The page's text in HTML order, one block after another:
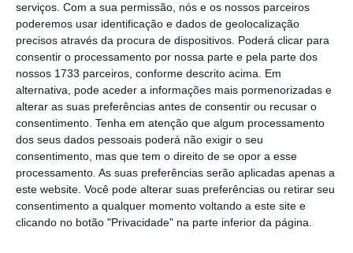
serviços. Com a sua permissão, nós e os nossos parceiros
poderemos usar identificação e dados de geolocalização
precisos através da procura de dispositivos. Poderá clicar para
consentir o processamento por nossa parte e pela parte dos
nossos 1733 parceiros, conforme descrito acima. Em
alternativa, pode aceder a informações mais pormenorizadas e
alterar as suas preferências antes de consentir ou recusar o
consentimento. Tenha em atenção que algum processamento
dos seus dados pessoais poderá não exigir o seu
consentimento, mas que tem o direito de se opor a esse
processamento. As suas preferências serão aplicadas apenas a
este website. Você pode alterar suas preferências ou retirar seu
consentimento a qualquer momento voltando a este site e
clicando no botão "Privacidade" na parte inferior da página.
Innovation Academy, a melhor academia de
verão europeiaque, pelo segundo ano
consecutivo, se realiza em Portugal.
E a prova de que é de inovação que se fazem
estes dias que juntam estudantes
universitários a desenvolver ideias de negócio
com pessoas que nunca antes tinham visto
na vida.